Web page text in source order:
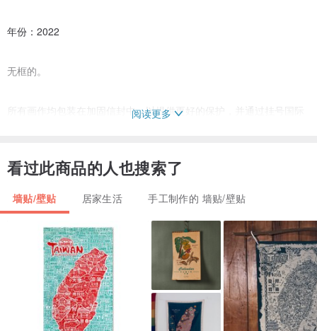
年份：2022
无框的。
所有画作均包装在加固信封中，以提供更好的保护，并通过挂号国际
阅读更多
看过此商品的人也搜索了
墙贴/壁贴 居家生活 手工制作的 墙贴/壁贴